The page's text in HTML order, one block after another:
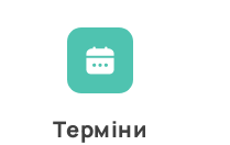
Терміни